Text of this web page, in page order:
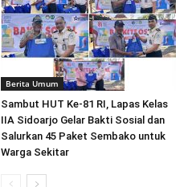
Berita Umum
Sambut HUT Ke-81 RI, Lapas Kelas
IIA Sidoarjo Gelar Bakti Sosial dan
Salurkan 45 Paket Sembako untuk
Warga Sekitar